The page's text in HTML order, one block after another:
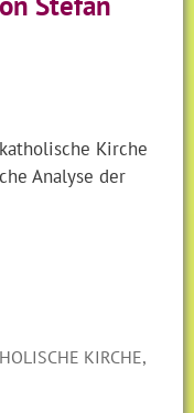
Kirche
Analyse der
KIRCHE,